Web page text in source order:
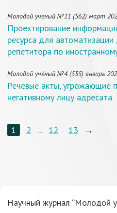
Молодой учёный №11 (562) март
Проектирование
ресурса для автоматизации
репетитора по
Молодой учёный №4 (555) январь
Речевые акты, угрожающие
негативному лицу адресата
1 2 ... 12 13 →
Научный журнал “Молодой